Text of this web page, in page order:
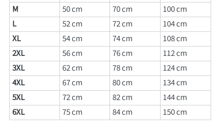
M
50 cm 70 cm 100 cm
L
52 cm 72 cm 104 cm
XL
54 cm 74 cm 108 cm
2XL
56 cm 76 cm 112 cm
3XL
62 cm 78 cm 124 cm
4XL
67 cm 80 cm 134 cm
5XL
72 cm 82 cm 144 cm
6XL
75 cm 84 cm 150 cm